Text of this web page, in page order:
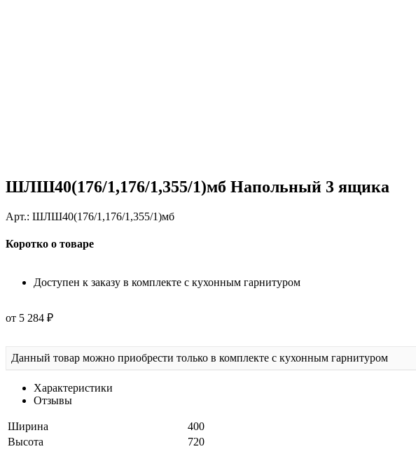
ШЛШ40(176/1,176/1,355/1)мб Напольный 3 ящика
Арт.: ШЛШ40(176/1,176/1,355/1)мб
Коротко о товаре
Доступен к заказу в комплекте с кухонным гарнитуром
от 5 284 ₽
Данный товар можно приобрести только в комплекте с кухонным гарнитуром
Характеристики
Отзывы
Ширина
400
Высота
720